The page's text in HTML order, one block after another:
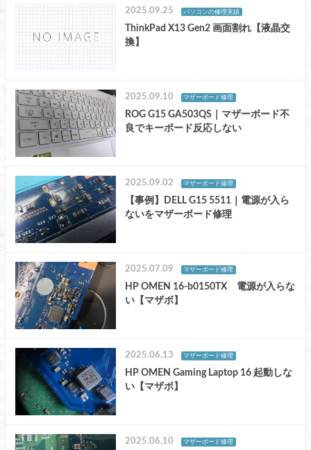
2025.09.25 パソコンの修理実績
ThinkPad X13 Gen2 画面割れ【液晶交
換】
2025.09.10 マザーボード修理
ROG G15 GA503QS｜マザーボード不
良でキーボード反応しない
2025.09.02 マザーボード修理
【事例】DELL G15 5511｜電源が入ら
ないをマザーボード修理
2025.07.09 マザーボード修理
HP OMEN 16-b0150TX 電源が入らな
い【マザボ】
2025.06.13 マザーボード修理
HP OMEN Gaming Laptop 16 起動しな
い【マザボ】
2025.06.10 マザーボード修理